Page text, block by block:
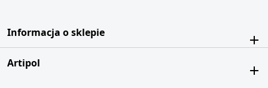
Informacja o sklepie
Artipol